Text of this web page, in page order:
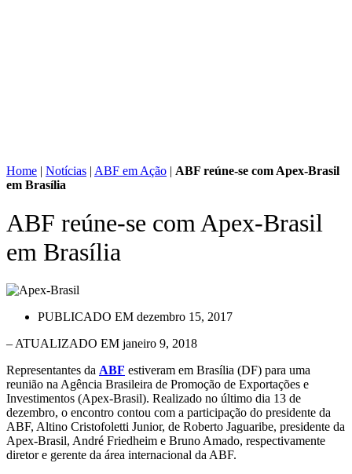
Home | Notícias | ABF em Ação | ABF reúne-se com Apex-Brasil
em Brasília
ABF reúne-se com Apex-Brasil
em Brasília
PUBLICADO EM dezembro 15, 2017
– ATUALIZADO EM janeiro 9, 2018
Representantes da ABF estiveram em Brasília (DF) para uma
reunião na Agência Brasileira de Promoção de Exportações e
Investimentos (Apex-Brasil). Realizado no último dia 13 de
dezembro, o encontro contou com a participação do presidente da
ABF, Altino Cristofoletti Junior, de Roberto Jaguaribe, presidente da
Apex-Brasil, André Friedheim e Bruno Amado, respectivamente
diretor e gerente da área internacional da ABF.